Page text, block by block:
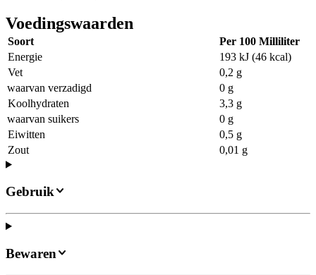
Voedingswaarden
Soort
Per 100 Milliliter
Energie
193 kJ (46 kcal)
Vet
0,2 g
waarvan verzadigd
0 g
Koolhydraten
3,3 g
waarvan suikers
0 g
Eiwitten
0,5 g
Zout
0,01 g
Gebruik
Bewaren